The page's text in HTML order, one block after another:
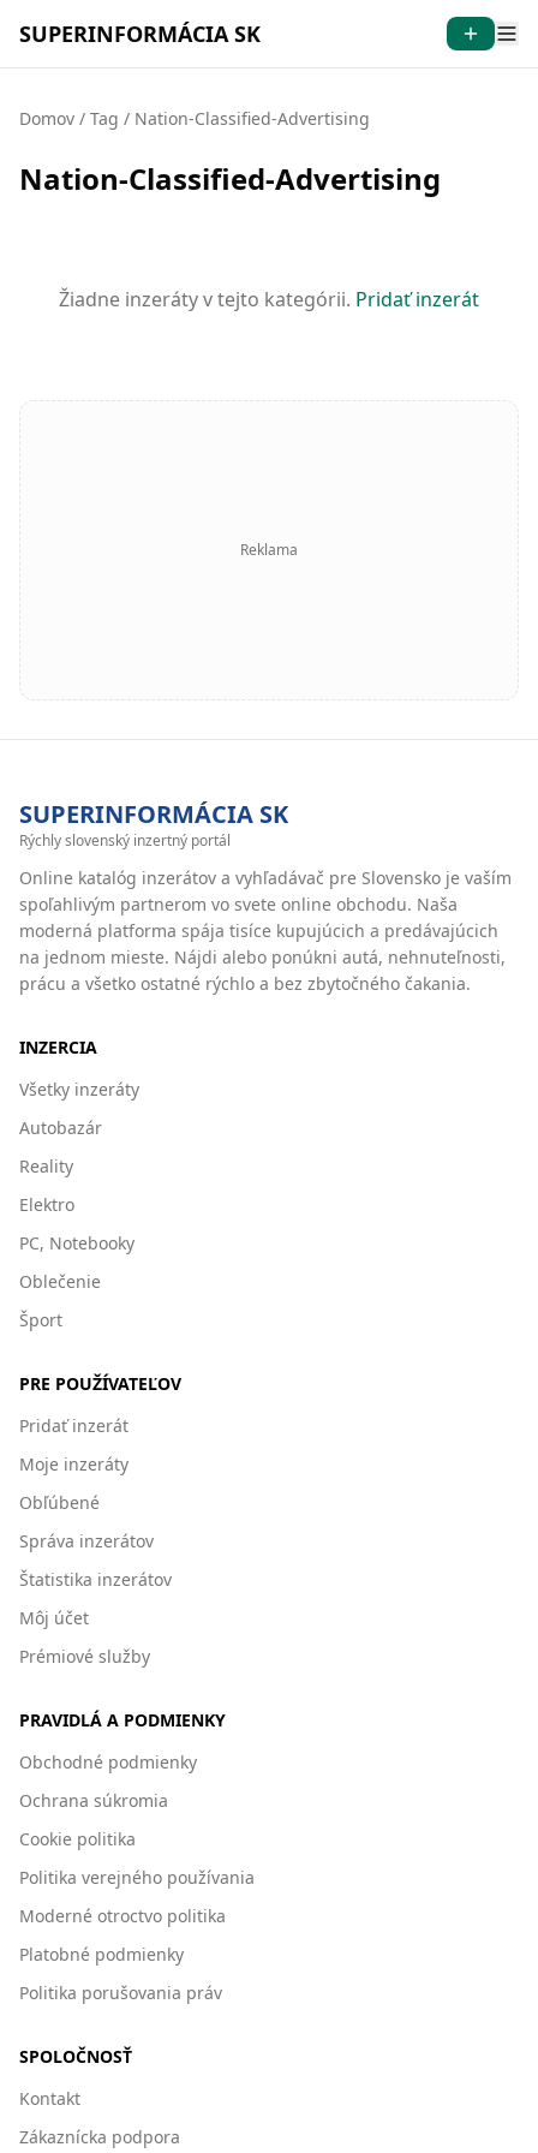
SUPERINFORMÁCIA SK
Domov / Tag / Nation-Classified-Advertising
Nation-Classified-Advertising
Žiadne inzeráty v tejto kategórii. Pridať inzerát
Reklama
SUPERINFORMÁCIA SK
Rýchly slovenský inzertný portál
Online katalóg inzerátov a vyhľadávač pre Slovensko je vaším
spoľahlivým partnerom vo svete online obchodu. Naša
moderná platforma spája tisíce kupujúcich a predávajúcich
na jednom mieste. Nájdi alebo ponúkni autá, nehnuteľnosti,
prácu a všetko ostatné rýchlo a bez zbytočného čakania.
INZERCIA
Všetky inzeráty
Autobazár
Reality
Elektro
PC, Notebooky
Oblečenie
Šport
PRE POUŽÍVATEĽOV
Pridať inzerát
Moje inzeráty
Obľúbené
Správa inzerátov
Štatistika inzerátov
Môj účet
Prémiové služby
PRAVIDLÁ A PODMIENKY
Obchodné podmienky
Ochrana súkromia
Cookie politika
Politika verejného používania
Moderné otroctvo politika
Platobné podmienky
Politika porušovania práv
SPOLOČNOSŤ
Kontakt
Zákaznícka podpora